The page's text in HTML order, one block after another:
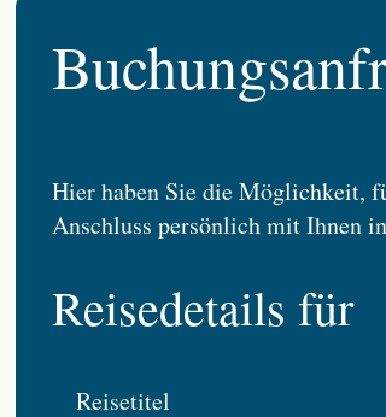
Hier haben Sie die Möglichkeit,
Anschluss persönlich mit Ihnen
Reisedetails für
Reisetitel